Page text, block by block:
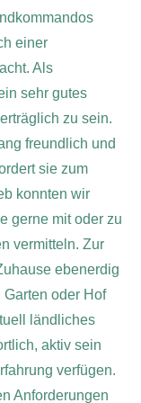
einer
Als
sehr gutes
zu sein.
freundlich und
sie zum
konnten wir
gerne mit oder zu
vermitteln. Zur
ebenerdig
oder Hof
ländliches
aktiv sein
verfügen.
Anforderungen